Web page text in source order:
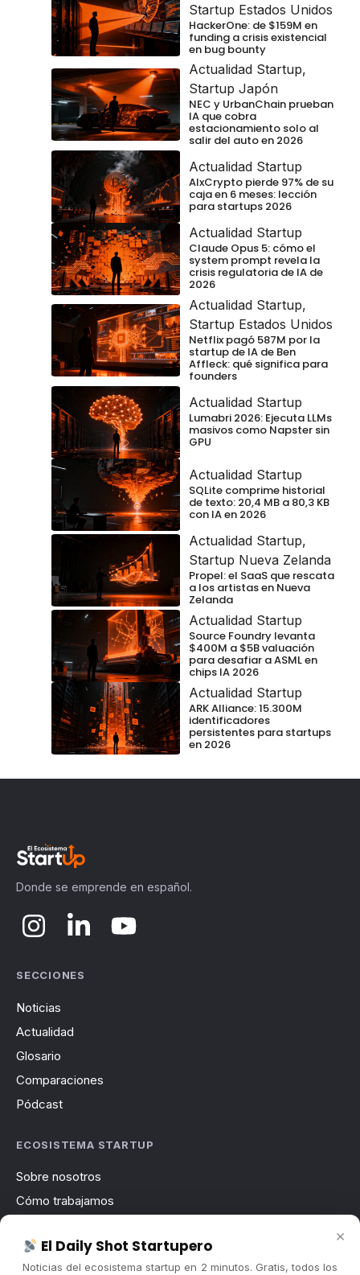
Startup Estados Unidos
HackerOne: de $159M en
funding a crisis existencial
en bug bounty
Actualidad Startup,
Startup Japón
NEC y UrbanChain prueban
IA que cobra
estacionamiento solo al
salir del auto en 2026
Actualidad Startup
AIxCrypto pierde 97% de su
caja en 6 meses: lección
para startups 2026
Actualidad Startup
Claude Opus 5: cómo el
system prompt revela la
crisis regulatoria de IA de
2026
Actualidad Startup,
Startup Estados Unidos
Netflix pagó 587M por la
startup de IA de Ben
Affleck: qué significa para
founders
Actualidad Startup
Lumabri 2026: Ejecuta LLMs
masivos como Napster sin
GPU
Actualidad Startup
SQLite comprime historial
de texto: 20,4 MB a 80,3 KB
con IA en 2026
Actualidad Startup,
Startup Nueva Zelanda
Propel: el SaaS que rescata
a los artistas en Nueva
Zelanda
Actualidad Startup
Source Foundry levanta
$400M a $5B valuación
para desafiar a ASML en
chips IA 2026
Actualidad Startup
ARK Alliance: 15.300M
identificadores
persistentes para startups
en 2026
Donde se emprende en español.
SECCIONES
Noticias
Actualidad
Glosario
Comparaciones
Pódcast
ECOSISTEMA STARTUP
Sobre nosotros
Cómo trabajamos
Contacto
×
El Daily Shot Startupero
Noticias del ecosistema startup en 2 minutos. Gratis, todos los